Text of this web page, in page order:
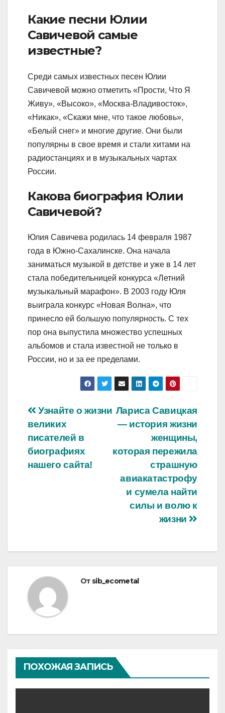
Какие песни Юлии
Савичевой самые
известные?
Среди самых известных песен Юлии
Савичевой можно отметить «Прости, Что Я
Живу», «Высоко», «Москва-Владивосток»,
«Никак», «Скажи мне, что такое любовь»,
«Белый снег» и многие другие. Они были
популярны в свое время и стали хитами на
радиостанциях и в музыкальных чартах
России.
Какова биография Юлии
Савичевой?
Юлия Савичева родилась 14 февраля 1987
года в Южно-Сахалинске. Она начала
заниматься музыкой в детстве и уже в 14 лет
стала победительницей конкурса «Летний
музыкальный марафон». В 2003 году Юля
выиграла конкурс «Новая Волна», что
принесло ей большую популярность. С тех
пор она выпустила множество успешных
альбомов и стала известной не только в
России, но и за ее пределами.
Навигация
по
записям
Лариса Савицкая
— история жизни
женщины,
которая пережила
страшную
авиакатастрофу
и сумела найти
силы и волю к
жизни
Узнайте о жизни
великих
писателей в
биографиях
нашего сайта!
От sib_ecometal
ПОХОЖАЯ ЗАПИСЬ